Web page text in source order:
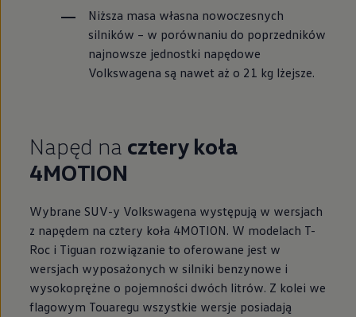
Niższa masa własna nowoczesnych
silników – w porównaniu do poprzedników
najnowsze jednostki napędowe
Volkswagena są nawet aż o 21 kg lżejsze.
Napęd na cztery koła
4MOTION
Wybrane SUV-y Volkswagena występują w wersjach
z napędem na cztery koła 4MOTION. W modelach T-
Roc i Tiguan rozwiązanie to oferowane jest w
wersjach wyposażonych w silniki benzynowe i
wysokoprężne o pojemności dwóch litrów. Z kolei we
flagowym Touaregu wszystkie wersje posiadają